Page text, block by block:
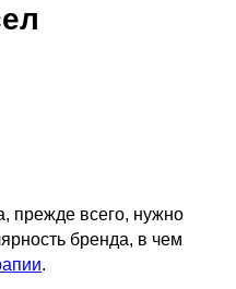
прежде всего, нужно
бренда, в чем
.